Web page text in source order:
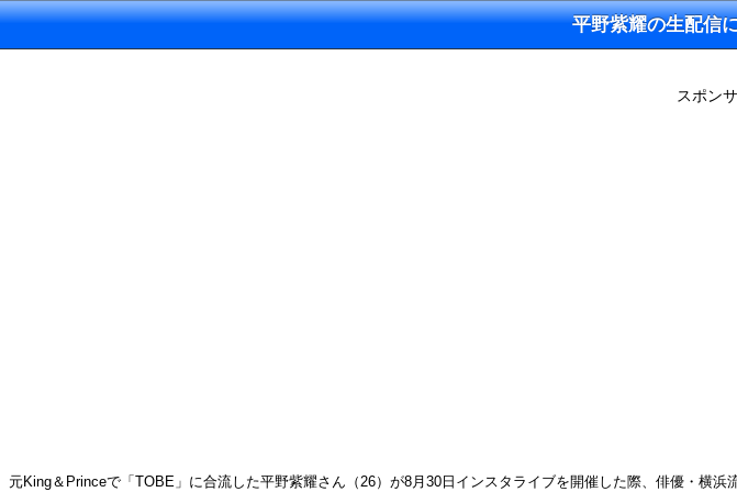
平野紫耀の生配信
スポン
元King＆Princeで「TOBE」に合流した平野紫耀さん（26）が8月30日インスタライブを開催した際、俳優・横